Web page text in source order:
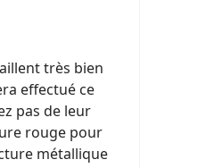
très bien
effectué ce
pas de leur
rouge pour
métallique